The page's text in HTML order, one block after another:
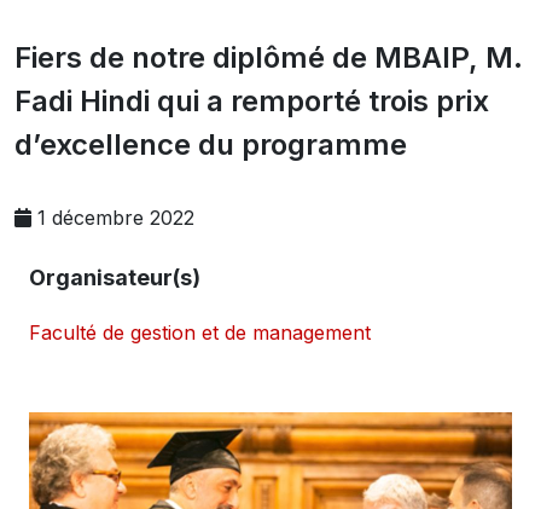
Fiers de notre diplômé de MBAIP, M.
Fadi Hindi qui a remporté trois prix
d’excellence du programme
1 décembre 2022
Organisateur(s)
Faculté de gestion et de management